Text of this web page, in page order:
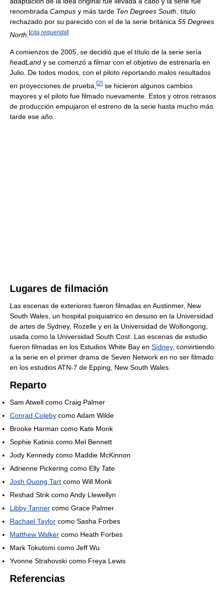
renombrada Campus y más tarde Ten Degrees South , título
rechazado por su parecido con el de la serie británica 55 Degrees
North [cita requerida]
A comienzos de 2005, se decidió que el título de la serie sería
headLand y se comenzó a filmar con el objetivo de estrenarla en
Julio. De todos modos, con el piloto reportando malos resultados
en proyecciones de prueba, [2] se hicieron algunos cambios
mayores y el piloto fue filmado nuevamente. Estos y otros retrasos
de producción empujaron el estreno de la serie hasta mucho más
tarde ese año.
Lugares de filmación
Las escenas de exteriores fueron filmadas en Austinmer, New
South Wales, un hospital psiquiatrico en desuso en la Universidad
de artes de Sydney, Rozelle y en la Universidad de Wollongong,
usada como la Universidad South Cost. Las escenas de estudio
fueron filmadas en los Estudios White Bay en Sídney, convirtiendo
a la serie en el primer drama de Seven Network en no ser filmado
en los estudios ATN-7 de Epping, New South Wales.
Reparto
Sam Atwell como Craig Palmer
Conrad Coleby como Adam Wilde
Brooke Harman como Kate Monk
Sophie Katinis como Mel Bennett
Jody Kennedy como Maddie McKinnon
Adrienne Pickering como Elly Tate
Josh Quong Tart como Will Monk
Reshad Strik como Andy Llewellyn
Libby Tanner como Grace Palmer
Rachael Taylor como Sasha Forbes
Matthew Walker como Heath Forbes
Mark Tokutomi como Jeff Wu
Yvonne Strahovski como Freya Lewis
Referencias